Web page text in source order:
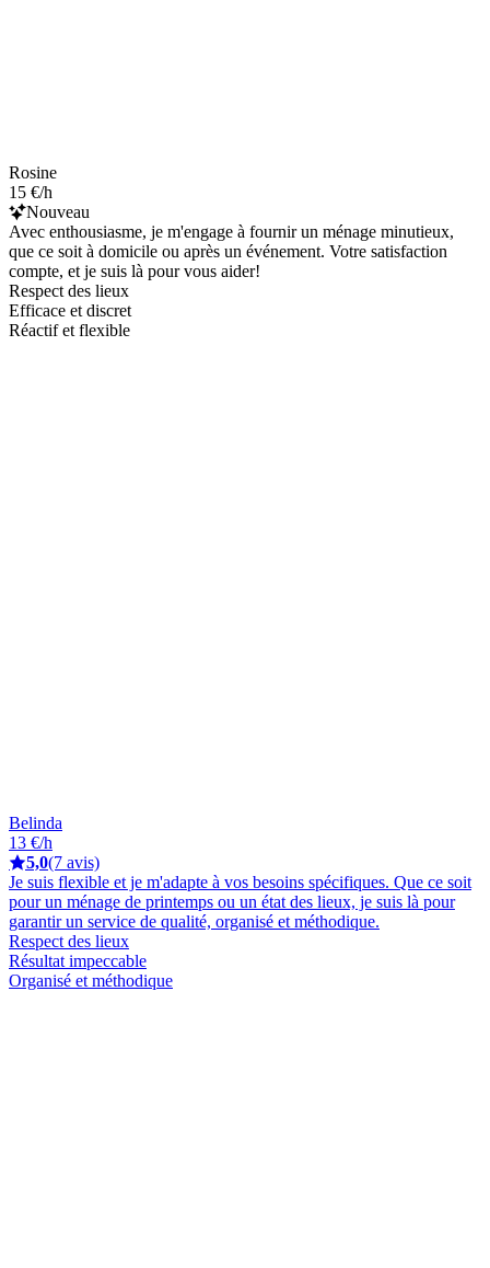
Rosine
15 €/h
Nouveau
Avec enthousiasme, je m'engage à fournir un ménage minutieux,
que ce soit à domicile ou après un événement. Votre satisfaction
compte, et je suis là pour vous aider!
Respect des lieux
Efficace et discret
Réactif et flexible
Belinda
13 €/h
5,0(7 avis)
Je suis flexible et je m'adapte à vos besoins spécifiques. Que ce soit
pour un ménage de printemps ou un état des lieux, je suis là pour
garantir un service de qualité, organisé et méthodique.
Respect des lieux
Résultat impeccable
Organisé et méthodique